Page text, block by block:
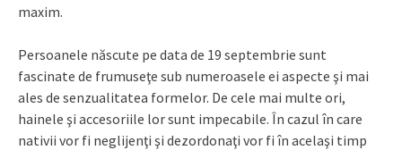
maxim.
Persoanele născute pe data de 19 septembrie sunt
fascinate de frumuseţe sub numeroasele ei aspecte şi mai
ales de senzualitatea formelor. De cele mai multe ori,
hainele şi accesoriile lor sunt impecabile. În cazul în care
nativii vor fi neglijenţi şi dezordonaţi vor fi în acelaşi timp